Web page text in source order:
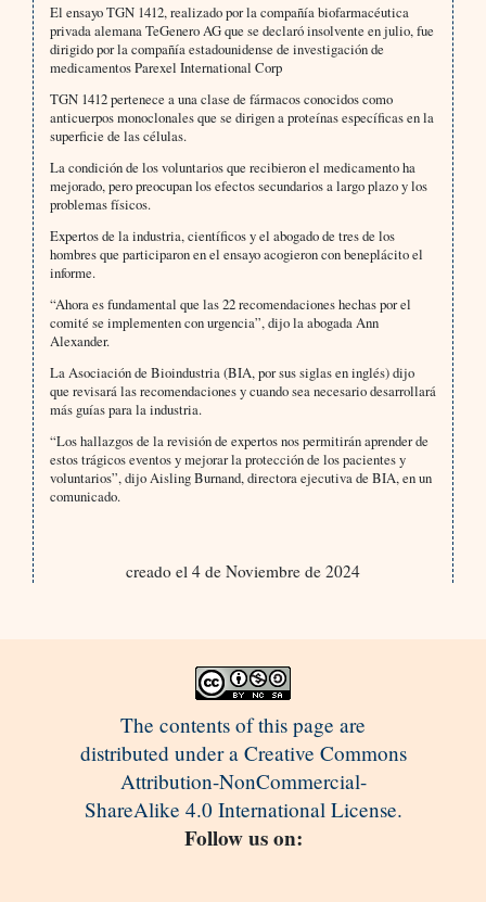
El ensayo TGN 1412, realizado por la compañía biofarmacéutica
privada alemana TeGenero AG que se declaró insolvente en julio, fue
dirigido por la compañía estadounidense de investigación de
medicamentos Parexel International Corp
TGN 1412 pertenece a una clase de fármacos conocidos como
anticuerpos monoclonales que se dirigen a proteínas específicas en la
superficie de las células.
La condición de los voluntarios que recibieron el medicamento ha
mejorado, pero preocupan los efectos secundarios a largo plazo y los
problemas físicos.
Expertos de la industria, científicos y el abogado de tres de los
hombres que participaron en el ensayo acogieron con beneplácito el
informe.
“Ahora es fundamental que las 22 recomendaciones hechas por el
comité se implementen con urgencia”, dijo la abogada Ann
Alexander.
La Asociación de Bioindustria (BIA, por sus siglas en inglés) dijo
que revisará las recomendaciones y cuando sea necesario desarrollará
más guías para la industria.
“Los hallazgos de la revisión de expertos nos permitirán aprender de
estos trágicos eventos y mejorar la protección de los pacientes y
voluntarios”, dijo Aisling Burnand, directora ejecutiva de BIA, en un
comunicado.
creado el 4 de Noviembre de 2024
The contents of this page are
distributed under a Creative Commons
Attribution-NonCommercial-
ShareAlike 4.0 International License.
Follow us on: